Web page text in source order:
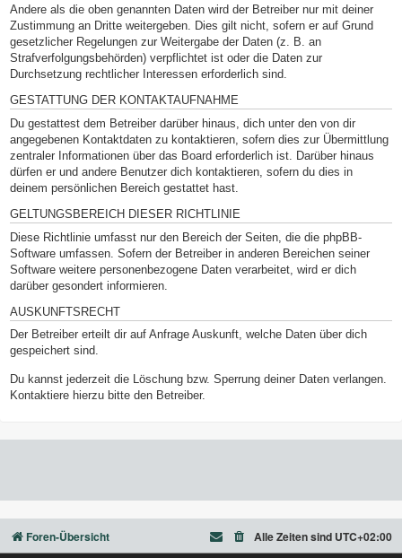
Andere als die oben genannten Daten wird der Betreiber nur mit deiner
Zustimmung an Dritte weitergeben. Dies gilt nicht, sofern er auf Grund
gesetzlicher Regelungen zur Weitergabe der Daten (z. B. an
Strafverfolgungsbehörden) verpflichtet ist oder die Daten zur
Durchsetzung rechtlicher Interessen erforderlich sind.
GESTATTUNG DER KONTAKTAUFNAHME
Du gestattest dem Betreiber darüber hinaus, dich unter den von dir
angegebenen Kontaktdaten zu kontaktieren, sofern dies zur Übermittlung
zentraler Informationen über das Board erforderlich ist. Darüber hinaus
dürfen er und andere Benutzer dich kontaktieren, sofern du dies in
deinem persönlichen Bereich gestattet hast.
GELTUNGSBEREICH DIESER RICHTLINIE
Diese Richtlinie umfasst nur den Bereich der Seiten, die die phpBB-
Software umfassen. Sofern der Betreiber in anderen Bereichen seiner
Software weitere personenbezogene Daten verarbeitet, wird er dich
darüber gesondert informieren.
AUSKUNFTSRECHT
Der Betreiber erteilt dir auf Anfrage Auskunft, welche Daten über dich
gespeichert sind.
Du kannst jederzeit die Löschung bzw. Sperrung deiner Daten verlangen.
Kontaktiere hierzu bitte den Betreiber.
Foren-Übersicht Alle Zeiten sind UTC+02:00